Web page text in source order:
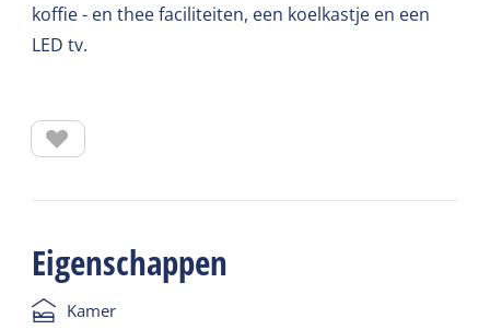
koffie - en thee faciliteiten, een koelkastje en een
LED tv.
Eigenschappen
Kamer